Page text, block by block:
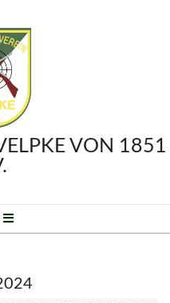
VON 1851